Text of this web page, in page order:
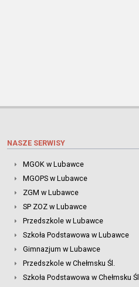
NASZE SERWISY
MGOK w Lubawce
MGOPS w Lubawce
ZGM w Lubawce
SP ZOZ w Lubawce
Przedszkole w Lubawce
Szkoła Podstawowa w Lubawce
Gimnazjum w Lubawce
Przedszkole w Chełmsku Śl.
Szkoła Podstawowa w Chełmsku